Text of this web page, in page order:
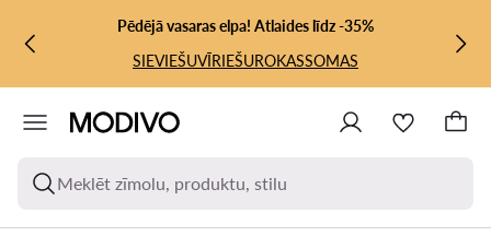
PĀRIET UZ GALVENO SATURU
PĀRIET UZ MEKLĒŠANUPēdējā vasaras elpa! Atlaides līdz -35%
SIEVIEŠUVĪRIEŠUROKASSOMAS
Meklēt zīmolu, produktu, stilu